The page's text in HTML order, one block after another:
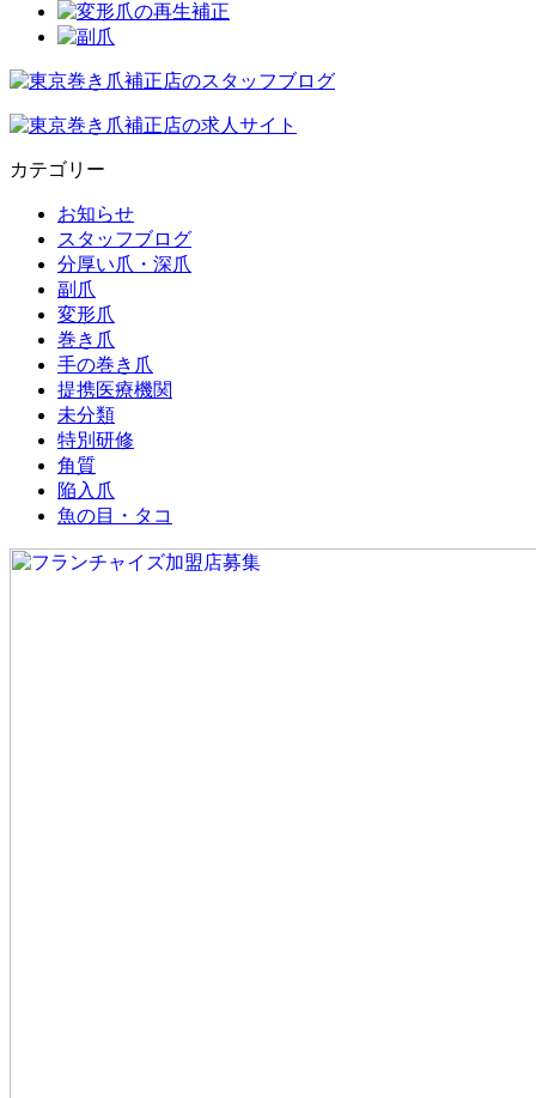
カテゴリー
お知らせ
スタッフブログ
分厚い爪・深爪
副爪
変形爪
巻き爪
手の巻き爪
提携医療機関
未分類
特別研修
角質
陥入爪
魚の目・タコ